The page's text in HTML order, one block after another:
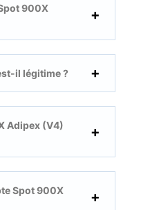
900X
il légitime ?
Adipex (V4)
Spot 900X